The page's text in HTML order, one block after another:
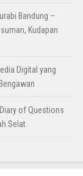
Bandung –
Kudapan
Digital yang
of Questions
Selat